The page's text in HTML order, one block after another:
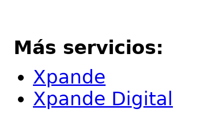
Más servicios:
Xpande
Xpande Digital